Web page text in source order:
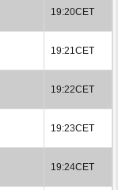
19:20CET
19:21CET
19:22CET
19:23CET
19:24CET